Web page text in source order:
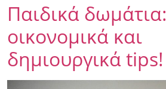
Παιδικά δωμάτια:
οικονομικά και
δημιουργικά tips!